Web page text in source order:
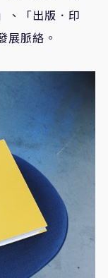
、「出版．印
展脈絡。